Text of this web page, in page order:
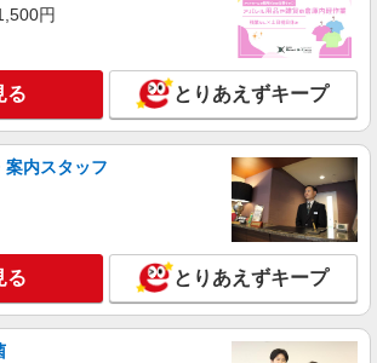
オプション（1314VJ0805G9★58-N-T4）
組立・加工・食品製造など/日払いOK
時給1,900円 交通費：既定支給
茨城県日立市
詳細を見る
ビス/お仕事No/0906228
家電の組立業務
時給1200円交通費全額支給
円
る とりあえずキープ
案内スタッフ
る とりあえずキープ